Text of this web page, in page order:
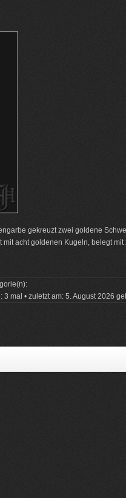
gekreuzt zwei goldene
acht goldenen Kugeln, belegt
mal • zuletzt am: 5. August 2026